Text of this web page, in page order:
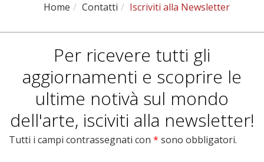
Home Contatti Iscriviti alla Newsletter
Per ricevere tutti gli
aggiornamenti e scoprire le
ultime notivà sul mondo
dell'arte, isciviti alla newsletter!
Tutti i campi contrassegnati con * sono obbligatori.